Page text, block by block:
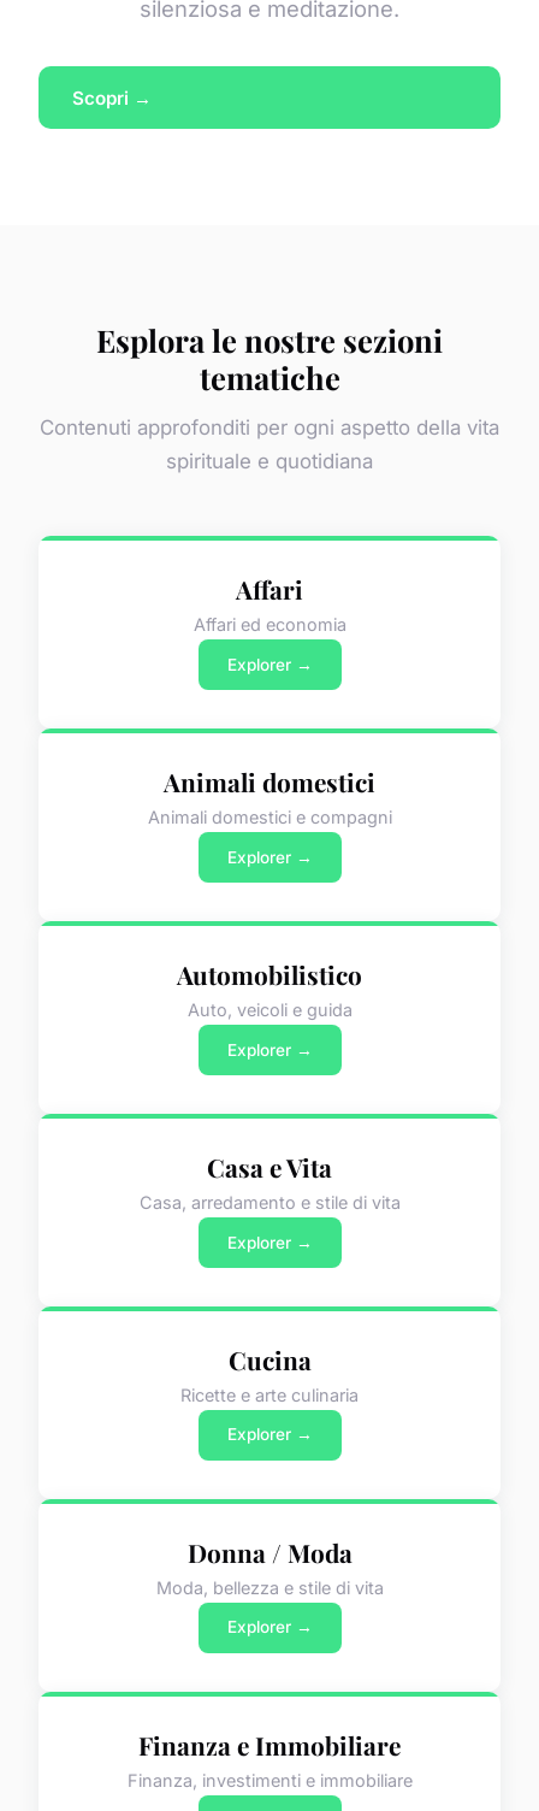
silenziosa e meditazione.
Scopri →
Esplora le nostre sezioni
tematiche
Contenuti approfonditi per ogni aspetto della vita
spirituale e quotidiana
Affari
Affari ed economia
Explorer →
Animali domestici
Animali domestici e compagni
Explorer →
Automobilistico
Auto, veicoli e guida
Explorer →
Casa e Vita
Casa, arredamento e stile di vita
Explorer →
Cucina
Ricette e arte culinaria
Explorer →
Donna / Moda
Moda, bellezza e stile di vita
Explorer →
Finanza e Immobiliare
Finanza, investimenti e immobiliare